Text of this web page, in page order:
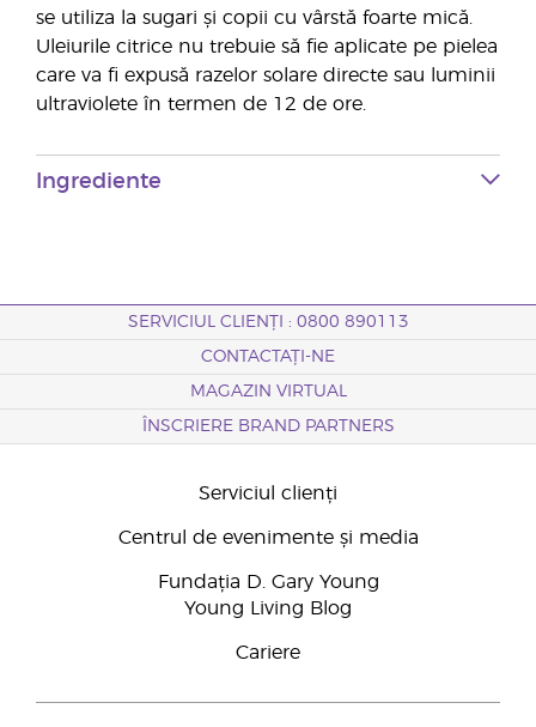
se utiliza la sugari și copii cu vârstă foarte mică.
Uleiurile citrice nu trebuie să fie aplicate pe pielea
care va fi expusă razelor solare directe sau luminii
ultraviolete în termen de 12 de ore.
Ingrediente
SERVICIUL CLIENȚI : 0800 890113
CONTACTAȚI-NE
MAGAZIN VIRTUAL
ÎNSCRIERE BRAND PARTNERS
Serviciul clienți
Centrul de evenimente și media
Fundația D. Gary Young
Young Living Blog
Cariere